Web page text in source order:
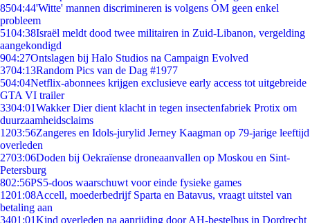
8504:44'Witte' mannen discrimineren is volgens OM geen enkel
probleem
5104:38Israël meldt dood twee militairen in Zuid-Libanon, vergelding
aangekondigd
904:27Ontslagen bij Halo Studios na Campaign Evolved
3704:13Random Pics van de Dag #1977
504:04Netflix-abonnees krijgen exclusieve early access tot uitgebreide
GTA VI trailer
3304:01Wakker Dier dient klacht in tegen insectenfabriek Protix om
duurzaamheidsclaims
1203:56Zangeres en Idols-jurylid Jerney Kaagman op 79-jarige leeftijd
overleden
2703:06Doden bij Oekraïense droneaanvallen op Moskou en Sint-
Petersburg
802:56PS5-doos waarschuwt voor einde fysieke games
1201:08Accell, moederbedrijf Sparta en Batavus, vraagt uitstel van
betaling aan
3401:01Kind overleden na aanrijding door AH-bestelbus in Dordrecht